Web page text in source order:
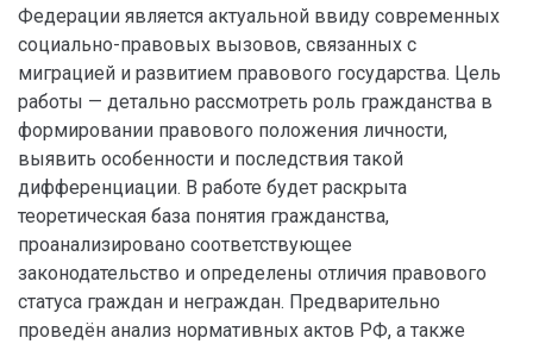
Федерации является актуальной ввиду современных
социально-правовых вызовов, связанных с
миграцией и развитием правового государства. Цель
работы — детально рассмотреть роль гражданства в
формировании правового положения личности,
выявить особенности и последствия такой
дифференциации. В работе будет раскрыта
теоретическая база понятия гражданства,
проанализировано соответствующее
законодательство и определены отличия правового
статуса граждан и неграждан. Предварительно
проведён анализ нормативных актов РФ, а также